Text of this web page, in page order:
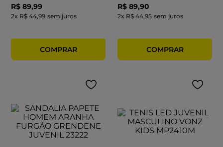
R$ 89,99
2x R$ 44,99 sem juros
R$ 89,90
2x R$ 44,95 sem juros